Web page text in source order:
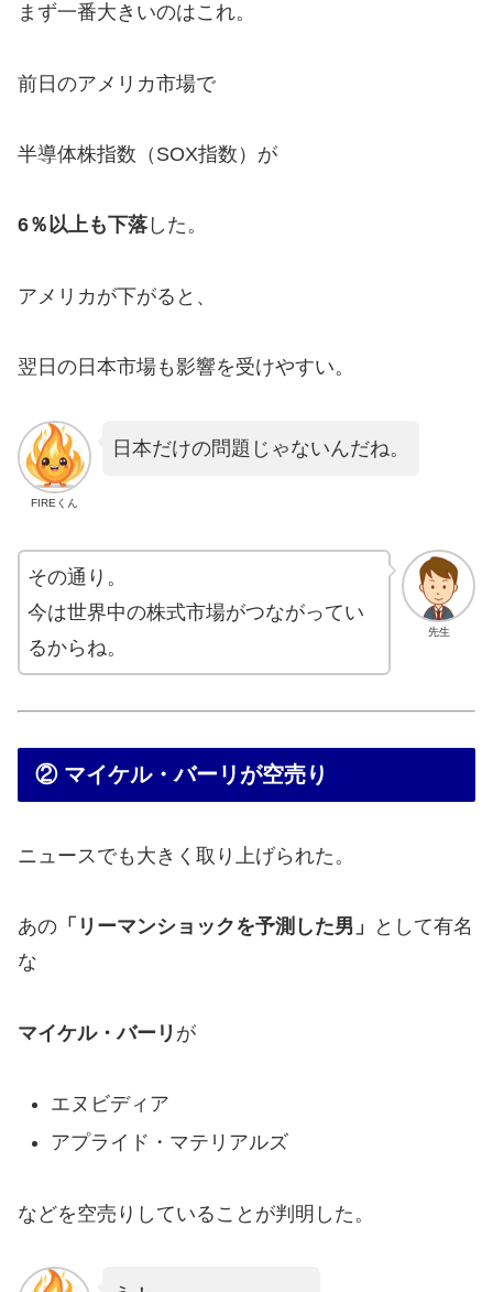
まず一番大きいのはこれ。
前日のアメリカ市場で
半導体株指数（SOX指数）が
6％以上も下落 した。
アメリカが下がると、
翌日の日本市場も影響を受けやすい。
FIREくん
日本だけの問題じゃないんだね。
先生
その通り。
今は世界中の株式市場がつながってい
るからね。
② マイケル・バーリが空売り
ニュースでも大きく取り上げられた。
あの 「リーマンショックを予測した男」
として有名
な
マイケル・バーリ が
エヌビディア
アプライド・マテリアルズ
などを空売りしていることが判明した。